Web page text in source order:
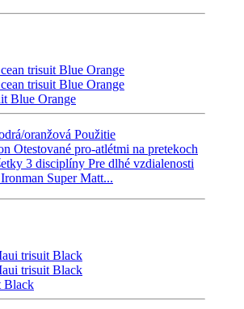
Blue Orange
oranžová Použitie
Otestované pro-atlétmi na pretekoch
3 disciplíny Pre dlhé vzdialenosti
Super Matt...
Black